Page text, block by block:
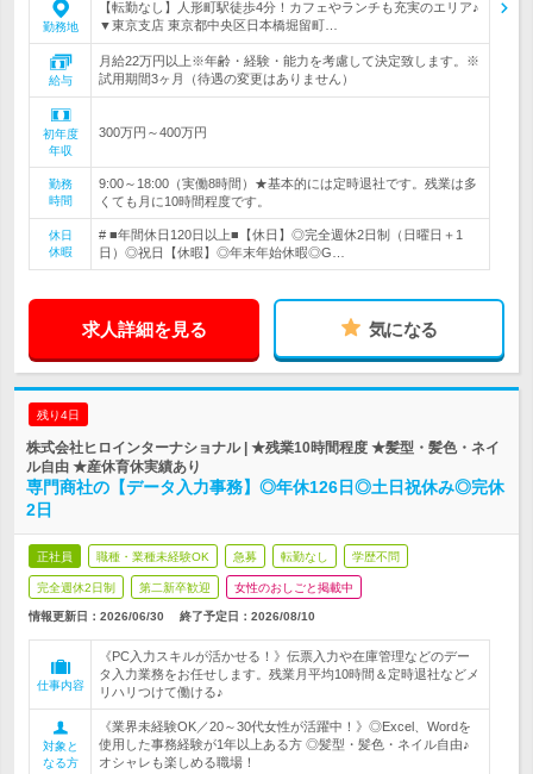
勤務地
【転勤なし】人形町駅徒歩4分！カフェやランチも充実のエリア♪
▼東京支店 東京都中央区日本橋堀留町…
給与
月給22万円以上※年齢・経験・能力を考慮して決定致します。※
試用期間3ヶ月（待遇の変更はありません）
初年度
年収
300万円～400万円
勤務
時間
9:00～18:00（実働8時間）★基本的には定時退社です。残業は多
くても月に10時間程度です。
休日
休暇
# ■年間休日120日以上■【休日】◎完全週休2日制（日曜日＋1
日）◎祝日【休暇】◎年末年始休暇◎G…
求人詳細を見る 気になる
残り4日
株式会社ヒロインターナショナル | ★残業10時間程度 ★髪型・髪色・ネイ
ル自由 ★産休育休実績あり
専門商社の【データ入力事務】◎年休126日◎土日祝休み◎完休
2日
正社員 職種・業種未経験OK 急募 転勤なし 学歴不問
完全週休2日制 第二新卒歓迎 女性のおしごと掲載中
情報更新日：2026/06/30 終了予定日： 2026/08/10
仕事内容
《PC入力スキルが活かせる！》伝票入力や在庫管理などのデー
タ入力業務をお任せします。残業月平均10時間＆定時退社などメ
リハリつけて働ける♪
対象と
なる方
《業界未経験OK／20～30代女性が活躍中！》◎Excel、Wordを
使用した事務経験が1年以上ある方 ◎髪型・髪色・ネイル自由♪
オシャレも楽しめる職場！